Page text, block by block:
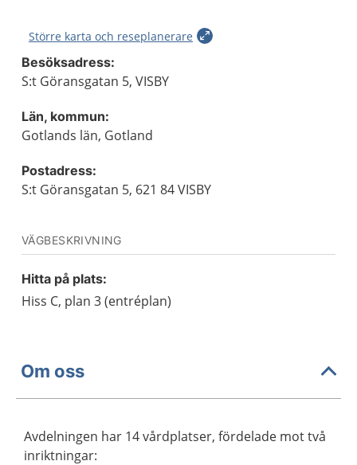
Större karta och reseplanerare
Besöksadress:
S:t Göransgatan 5, VISBY
Län, kommun:
Gotlands län, Gotland
Postadress:
S:t Göransgatan 5, 621 84 VISBY
VÄGBESKRIVNING
Hitta på plats:
Hiss C, plan 3 (entréplan)
Om oss
Avdelningen har 14 vårdplatser, fördelade mot två
inriktningar: